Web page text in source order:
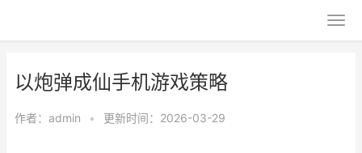
以炮弹成仙手机游戏策略
作者： admin • 更新时间：2026-03-29